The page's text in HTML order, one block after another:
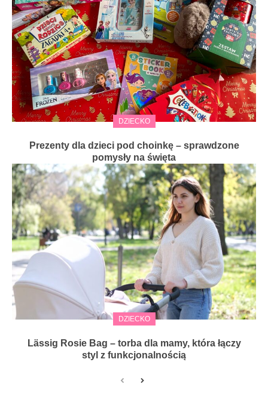
DZIECKO
Prezenty dla dzieci pod choinkę – sprawdzone
pomysły na święta
DZIECKO
Lässig Rosie Bag – torba dla mamy, która łączy
styl z funkcjonalnością